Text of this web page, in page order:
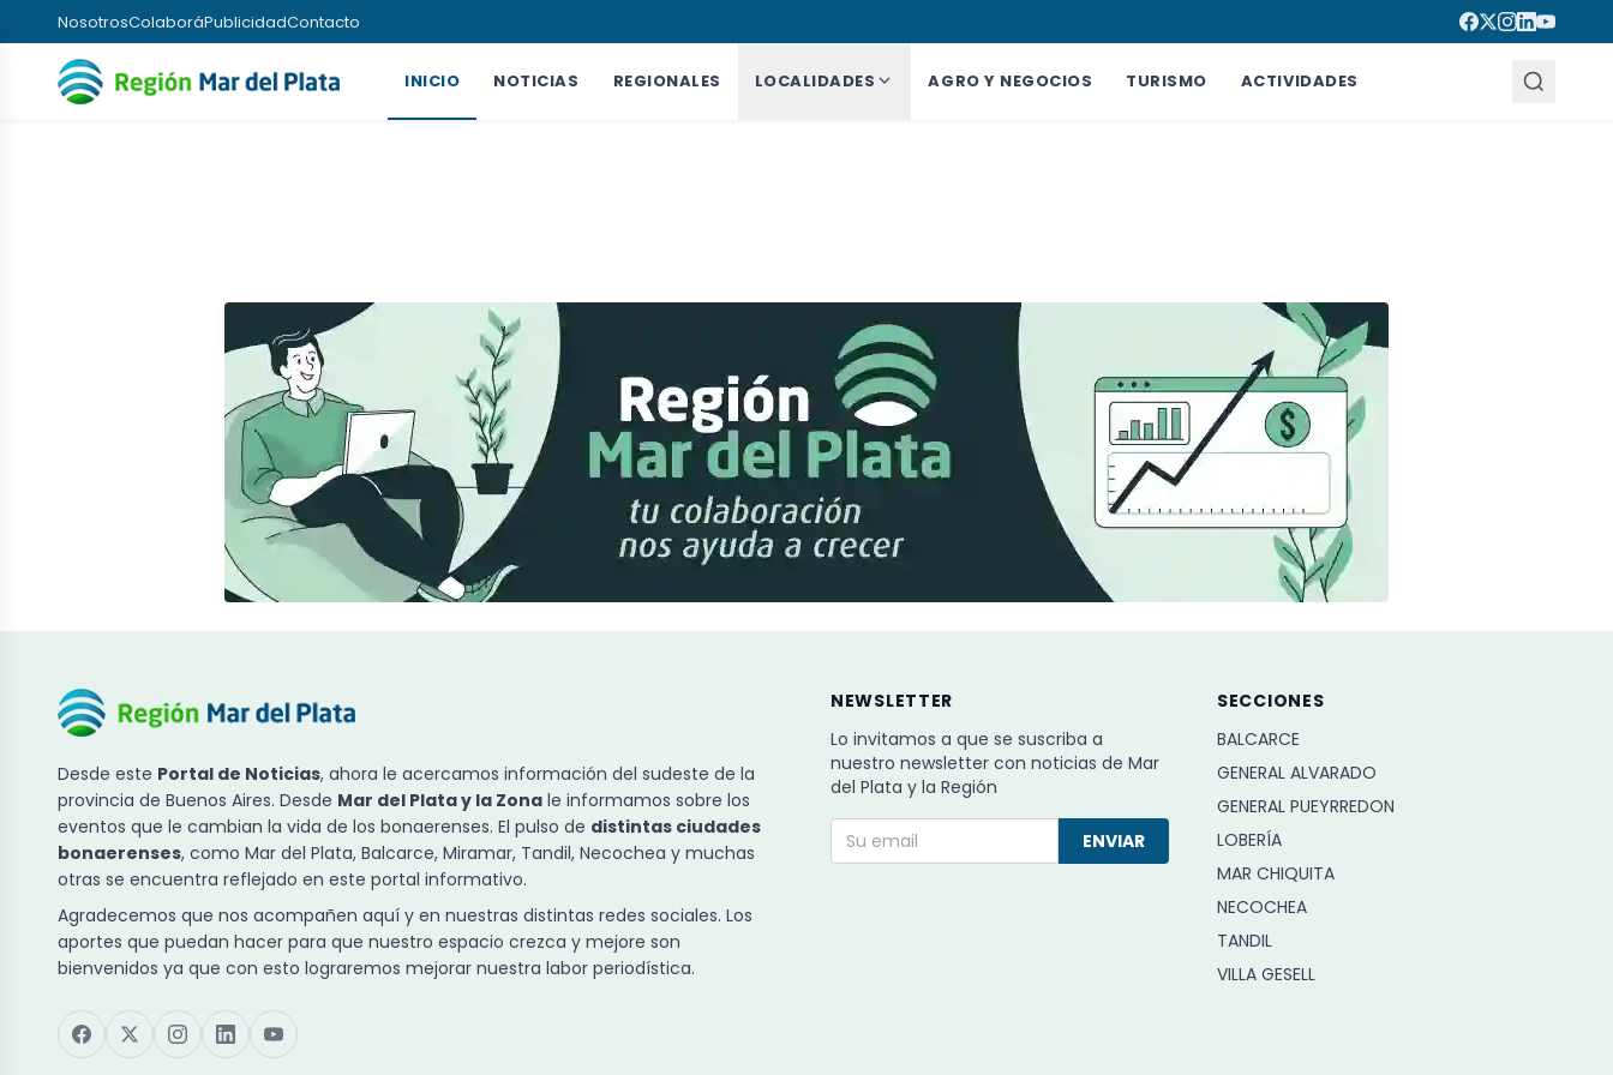
NosotrosColaboráPublicidadContacto
INICIO NOTICIAS REGIONALES LOCALIDADES AGRO Y NEGOCIOS TURISMO ACTIVIDADES
Desde este Portal de Noticias, ahora le acercamos información del sudeste de la
provincia de Buenos Aires. Desde Mar del Plata y la Zona le informamos sobre los
eventos que le cambian la vida de los bonaerenses. El pulso de distintas ciudades
bonaerenses, como Mar del Plata, Balcarce, Miramar, Tandil, Necochea y muchas
otras se encuentra reflejado en este portal informativo.
Agradecemos que nos acompañen aquí y en nuestras distintas redes sociales. Los
aportes que puedan hacer para que nuestro espacio crezca y mejore son
bienvenidos ya que con esto lograremos mejorar nuestra labor periodística.
NEWSLETTER
Lo invitamos a que se suscriba a
nuestro newsletter con noticias de Mar
del Plata y la Región
ENVIAR
SECCIONES
BALCARCE
GENERAL ALVARADO
GENERAL PUEYRREDON
LOBERÍA
MAR CHIQUITA
NECOCHEA
TANDIL
VILLA GESELL